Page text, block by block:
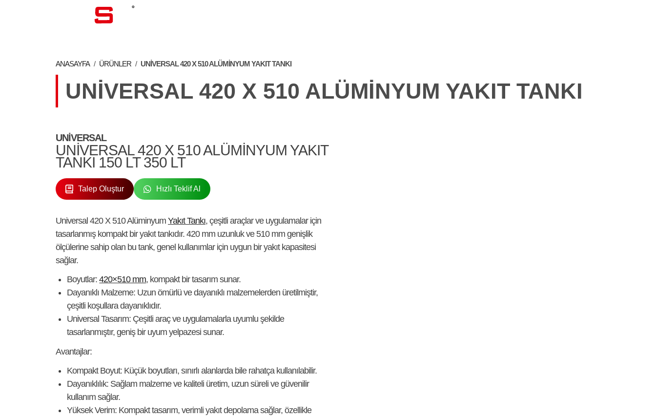
ANASAYFA / ÜRÜNLER / UNIVERSAL 420 X 510 ALÜMINYUM YAKIT TANKI
UNIVERSAL 420 X 510 ALÜMINYUM YAKIT TANKI
UNIVERSAL
UNIVERSAL 420 X 510 ALÜMINYUM YAKIT
TANKI 150 LT 350 LT
Talep Oluştur Hızlı Teklif Al
Universal 420 X 510 Alüminyum Yakıt Tankı, çeşitli araçlar ve uygulamalar için
tasarlanmış kompakt bir yakıt tankıdır. 420 mm uzunluk ve 510 mm genişlik
ölçülerine sahip olan bu tank, genel kullanımlar için uygun bir yakıt kapasitesi
sağlar.
Boyutlar:420×510 mm, kompakt bir tasarım sunar.
Dayanıklı Malzeme: Uzun ömürlü ve dayanıklı malzemelerden üretilmiştir,
çeşitli koşullara dayanıklıdır.
Universal Tasarım: Çeşitli araç ve uygulamalarla uyumlu şekilde
tasarlanmıştır, geniş bir uyum yelpazesi sunar.
Avantajlar:
Kompakt Boyut: Küçük boyutları, sınırlı alanlarda bile rahatça kullanılabilir.
Dayanıklılık: Sağlam malzeme ve kaliteli üretim, uzun süreli ve güvenilir
kullanım sağlar.
Yüksek Verim: Kompakt tasarım, verimli yakıt depolama sağlar, özellikle